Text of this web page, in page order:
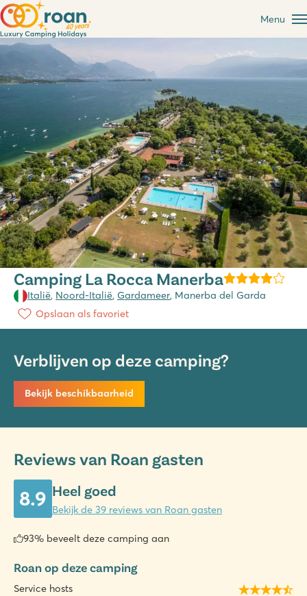
Menu
Camping La Rocca Manerba
Italië, Noord-Italië, Gardameer, Manerba del Garda
Opslaan als favoriet
Verblijven op deze camping?
Bekijk beschikbaarheid
Reviews van Roan gasten
8.9 Heel goed
Bekijk de 39 reviews van Roan gasten
93% beveelt deze camping aan
Roan op deze camping
Service hosts